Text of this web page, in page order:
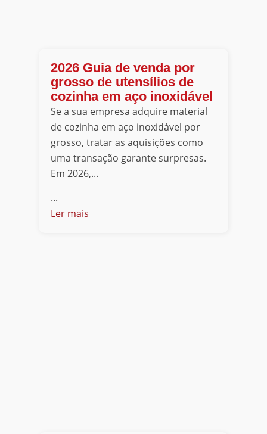
2026 Guia de venda por
grosso de utensílios de
cozinha em aço inoxidável
Se a sua empresa adquire material
de cozinha em aço inoxidável por
grosso, tratar as aquisições como
uma transação garante surpresas.
Em 2026,...
...
Ler mais